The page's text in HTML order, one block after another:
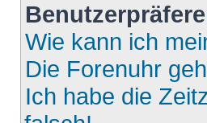
Wie kann ich
Die Forenuhr
Ich habe die